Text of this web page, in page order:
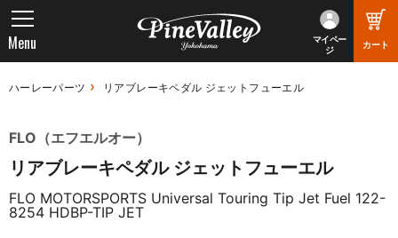
マイペー
ジ
カート
Menu
ハーレーパーツ リアブレーキペダル ジェットフューエル
FLO（エフエルオー）
リアブレーキペダル ジェットフューエル
FLO MOTORSPORTS Universal Touring Tip Jet Fuel 122-
8254 HDBP-TIP JET